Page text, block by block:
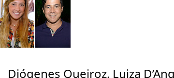
Diógenes Queiroz, Luiza